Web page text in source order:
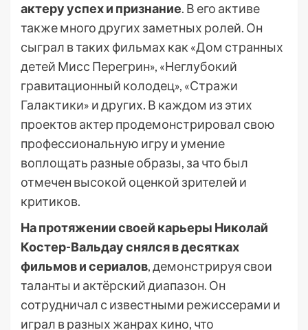
актеру успех и признание. В его активе
также много других заметных ролей. Он
сыграл в таких фильмах как «Дом странных
детей Мисс Перегрин», «Неглубокий
гравитационный колодец», «Стражи
Галактики» и других. В каждом из этих
проектов актер продемонстрировал свою
профессиональную игру и умение
воплощать разные образы, за что был
отмечен высокой оценкой зрителей и
критиков.
На протяжении своей карьеры Николай
Костер-Вальдау снялся в десятках
фильмов и сериалов, демонстрируя свои
таланты и актёрский диапазон. Он
сотрудничал с известными режиссерами и
играл в разных жанрах кино, что